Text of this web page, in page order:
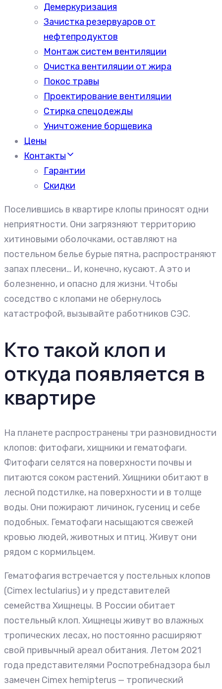
Демеркуризация
Зачистка резервуаров от
нефтепродуктов
Монтаж систем вентиляции
Очистка вентиляции от жира
Покос травы
Проектирование вентиляции
Стирка спецодежды
Уничтожение борщевика
Цены
Контакты
Гарантии
Скидки
Поселившись в квартире клопы приносят одни
неприятности. Они загрязняют территорию
хитиновыми оболочками, оставляют на
постельном белье бурые пятна, распространяют
запах плесени… И, конечно, кусают. А это и
болезненно, и опасно для жизни. Чтобы
соседство с клопами не обернулось
катастрофой, вызывайте работников СЭС.
Кто такой клоп и
откуда появляется в
квартире
На планете распространены три разновидности
клопов: фитофаги, хищники и гематофаги.
Фитофаги селятся на поверхности почвы и
питаются соком растений. Хищники обитают в
лесной подстилке, на поверхности и в толще
воды. Они пожирают личинок, гусениц и себе
подобных. Гематофаги насыщаются свежей
кровью людей, животных и птиц. Живут они
рядом с кормильцем.
Гематофагия встречается у постельных клопов
(Cimex lectularius) и у представителей
семейства Хищнецы. В России обитает
постельный клоп. Хищнецы живут во влажных
тропических лесах, но постоянно расширяют
свой привычный ареал обитания. Летом 2021
года представителями Роспотребнадзора был
замечен Cimex hemipterus — тропический